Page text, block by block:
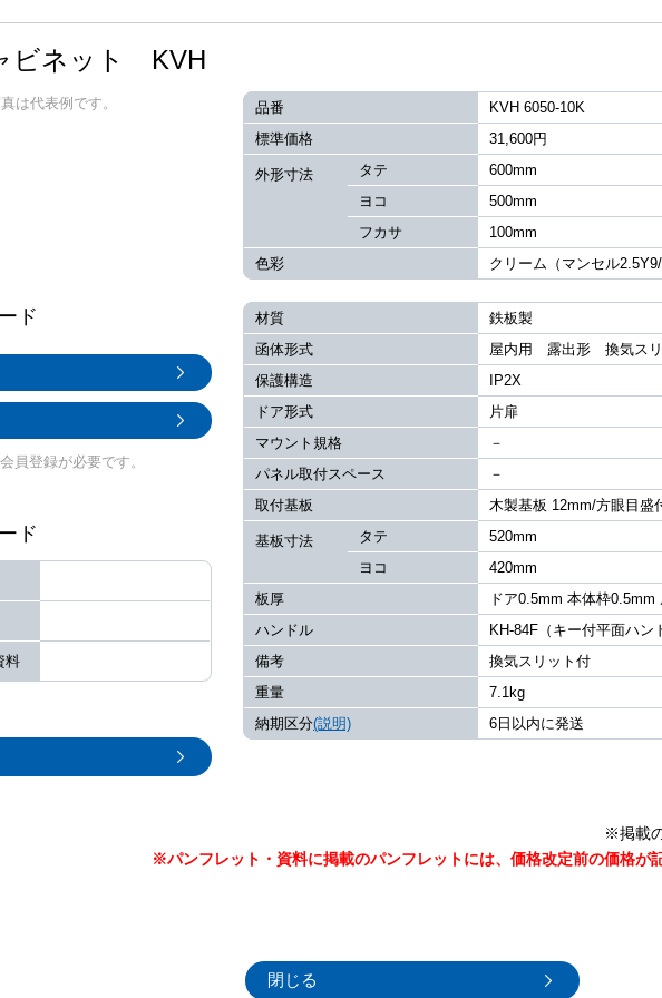
ビネット KVH
は代表例です。 品番
KVH 6050-10K
標準価格
31,600円
外形寸法 タテ
600mm
ヨコ
500mm
フカサ
100mm
色彩
クリーム（マンセル2.5Y9/
ド
員登録が必要です。
ド
料
材質
鉄板製
函体形式
屋内用 露出形 換気ス
保護構造
IP2X
ドア形式
片扉
マウント規格
－
パネル取付スペース
－
取付基板
木製基板 12mm/方眼目盛
基板寸法 タテ
520mm
ヨコ
420mm
板厚
ドア0.5mm 本体枠0.5mm
ハンドル
KH-84F（キー付平面ハン
備考
換気スリット付
重量
7.1kg
納期区分(説明) 6日以内に発送
※掲載
※パンフレット・資料に掲載のパンフレットには、価格改定前の価格が
閉じる